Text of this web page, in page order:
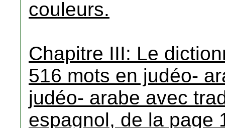
couleurs.
Chapitre III: Le
516 mots en judéo-
judéo- arabe avec
espagnol, de la page